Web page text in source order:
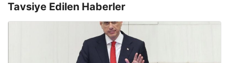
Tavsiye Edilen Haberler